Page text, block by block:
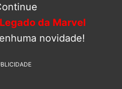
Legado da Marvel
novidade!